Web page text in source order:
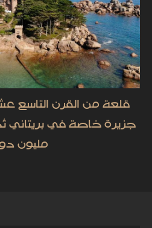
قلعة من القرن التاسع
مليون